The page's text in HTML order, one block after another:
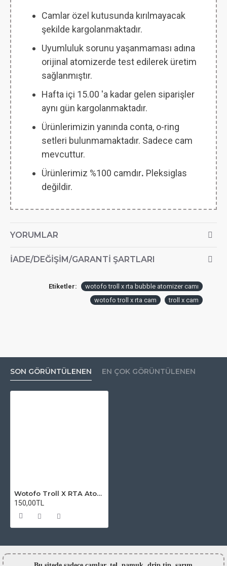
Camlar özel kutusunda kırılmayacak
şekilde kargolanmaktadır.
Uyumluluk sorunu yaşanmaması adına
orijinal atomizerde test edilerek üretim
sağlanmıştır.
Hafta içi 15.00 'a kadar gelen siparişler
aynı gün kargolanmaktadır.
Ürünlerimizin yanında conta, o-ring
setleri bulunmamaktadır. Sadece cam
mevcuttur.
Ürünlerimiz %100 camdır. Pleksiglas
değildir.
YORUMLAR
İADE/DEĞIŞIM/GARANTI ŞARTLARI
Etiketler:
wotofo troll x rta bubble atomizer camı
wotofo troll x rta cam
troll x cam
SON GÖRÜNTÜLENEN EN ÇOK GÖRÜNTÜLENEN
Wotofo Troll X RTA Atomizer Camı
150,00TL